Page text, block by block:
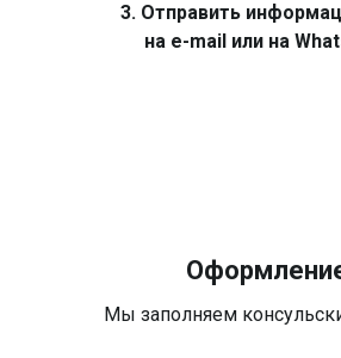
3. Отправить
на e-mail или на
Мы заполняем